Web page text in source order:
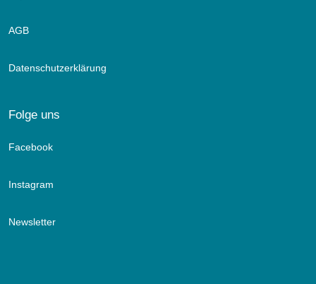
AGB
Datenschutzerklärung
Folge uns
Facebook
Instagram
Newsletter